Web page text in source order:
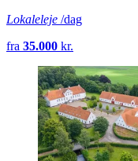
Lokaleleje /dag
fra 35.000 kr.